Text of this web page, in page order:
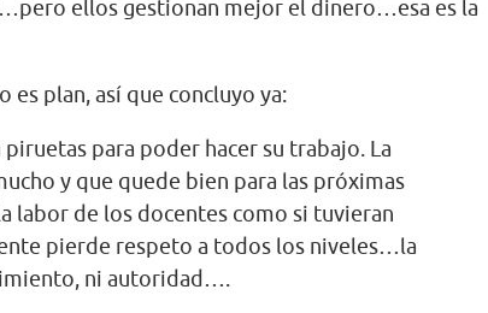
ellos gestionan mejor el dinero…esa es la
plan, así que concluyo ya:
para poder hacer su trabajo. La
y que quede bien para las próximas
labor de los docentes como si tuvieran
pierde respeto a todos los niveles…la
ni autoridad….